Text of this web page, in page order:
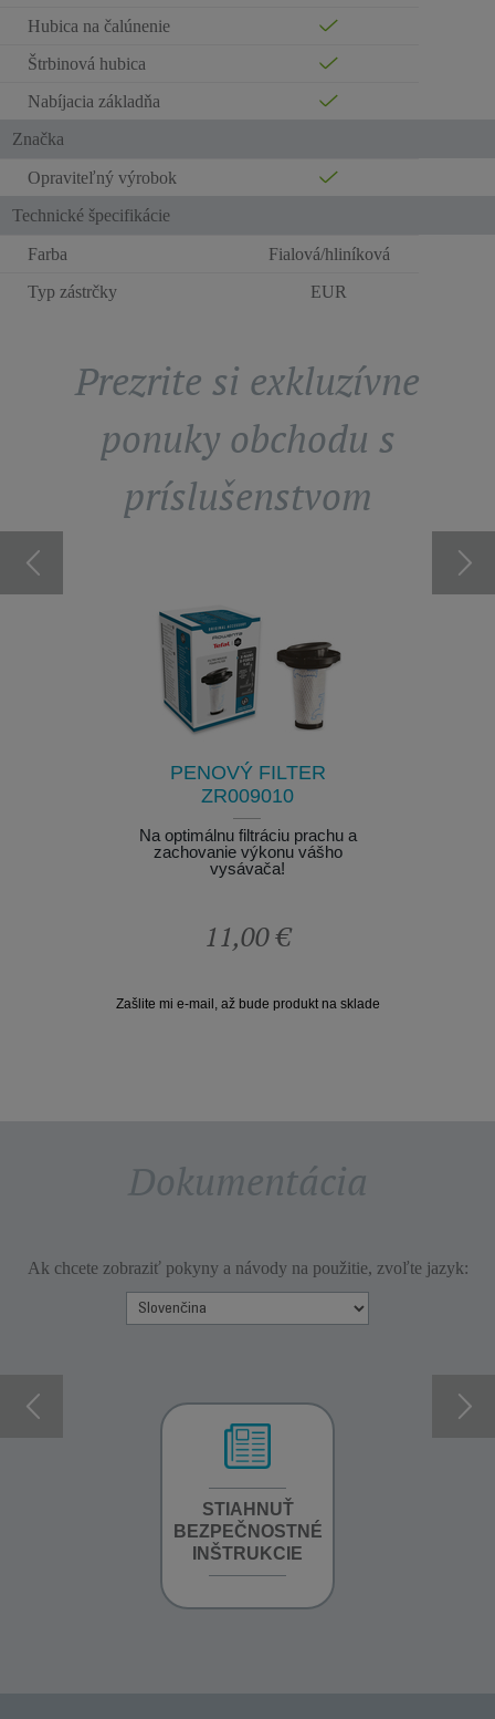
Hubica na čalúnenie
Štrbinová hubica
Nabíjacia základňa
Značka
Opraviteľný výrobok
Technické špecifikácie
Farba
Fialová/hliníková
Typ zástrčky
EUR
Prezrite si exkluzívne
ponuky obchodu s
príslušenstvom
PENOVÝ FILTER
ZR009010
Na optimálnu filtráciu prachu a
zachovanie výkonu vášho
vysávača!
11,00 €
Zašlite mi e-mail, až bude produkt na sklade
Dokumentácia
Ak chcete zobraziť pokyny a návody na použitie, zvoľte jazyk:
STIAHNUŤ
BEZPEČNOSTNÉ
INŠTRUKCIE